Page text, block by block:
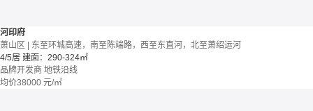
河印府
萧山区 | 东至环城高速，南至陈端路，西至东直河，北至萧绍运河
4/5居 建面：290-324㎡
品牌开发商 地铁沿线
均价38000 元/㎡